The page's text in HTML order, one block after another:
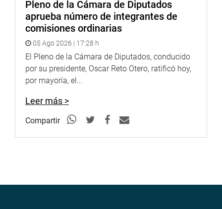
Expresó que ningún proceso de reubicación es
controlable. “Lo que debería hacerse siempre es sacar una
ley de expropiación, para evitar la especulación en el valor
de los predios”, dijo.
Ante la pregunta de la congresista Rosa Bartra, sobre si
conocía a Jorge Barata, el exfuncionario edil respondió
que no.
PRENSA CONGRESO
Pleno de la Cámara de Diputados
aprueba número de integrantes de
comisiones ordinarias
05 Ago 2026 | 17:28 h
El Pleno de la Cámara de Diputados, conducido
por su presidente, Oscar Reto Otero, ratificó hoy,
por mayoría, el...
Leer más >
Compartir